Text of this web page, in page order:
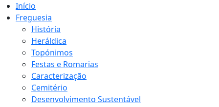
Início
Freguesia
História
Heráldica
Topónimos
Festas e Romarias
Caracterização
Cemitério
Desenvolvimento Sustentável